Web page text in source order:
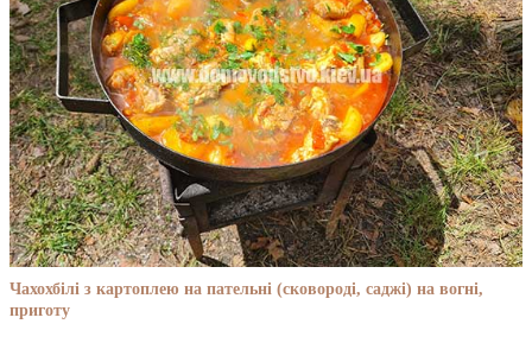
Чахохбілі з картоплею на пательні (сковороді, саджі) на вогні,
приготу